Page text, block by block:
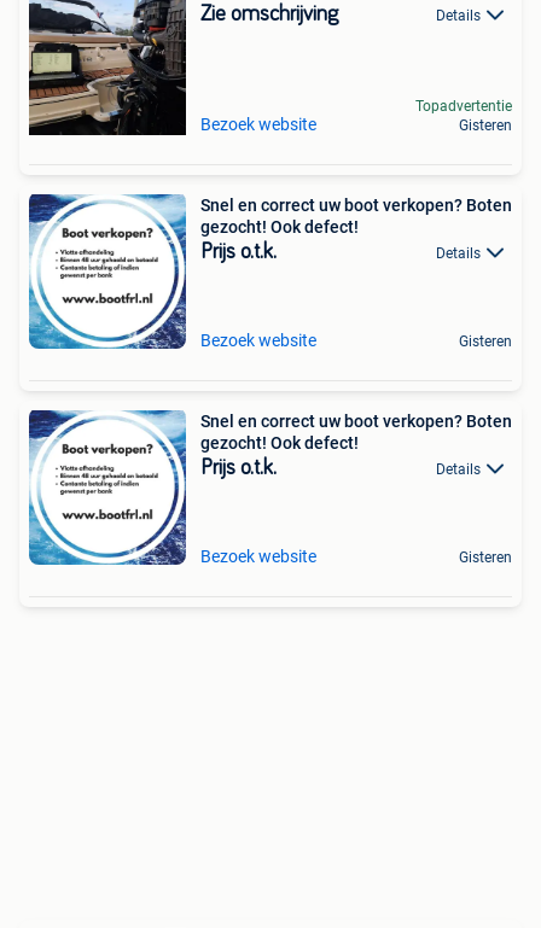
Zie omschrijving Details
Bezoek website
Topadvertentie
Gisteren
Snel en correct uw boot verkopen? Boten
gezocht! Ook defect!
Prijs o.t.k. Details
Bezoek website Gisteren
Snel en correct uw boot verkopen? Boten
gezocht! Ook defect!
Prijs o.t.k. Details
Bezoek website Gisteren